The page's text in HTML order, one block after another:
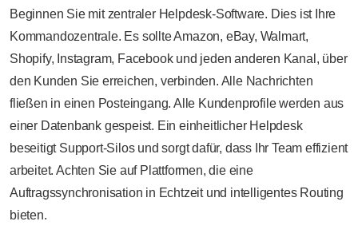
Beginnen Sie mit zentraler Helpdesk-Software. Dies ist Ihre
Kommandozentrale. Es sollte Amazon, eBay, Walmart,
Shopify, Instagram, Facebook und jeden anderen Kanal, über
den Kunden Sie erreichen, verbinden. Alle Nachrichten
fließen in einen Posteingang. Alle Kundenprofile werden aus
einer Datenbank gespeist. Ein einheitlicher Helpdesk
beseitigt Support-Silos und sorgt dafür, dass Ihr Team effizient
arbeitet. Achten Sie auf Plattformen, die eine
Auftragssynchronisation in Echtzeit und intelligentes Routing
bieten.